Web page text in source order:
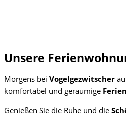
Unsere
Morgens bei Vogelgezwitscher
komfortabel und geräumige
Genießen Sie die Ruhe und die